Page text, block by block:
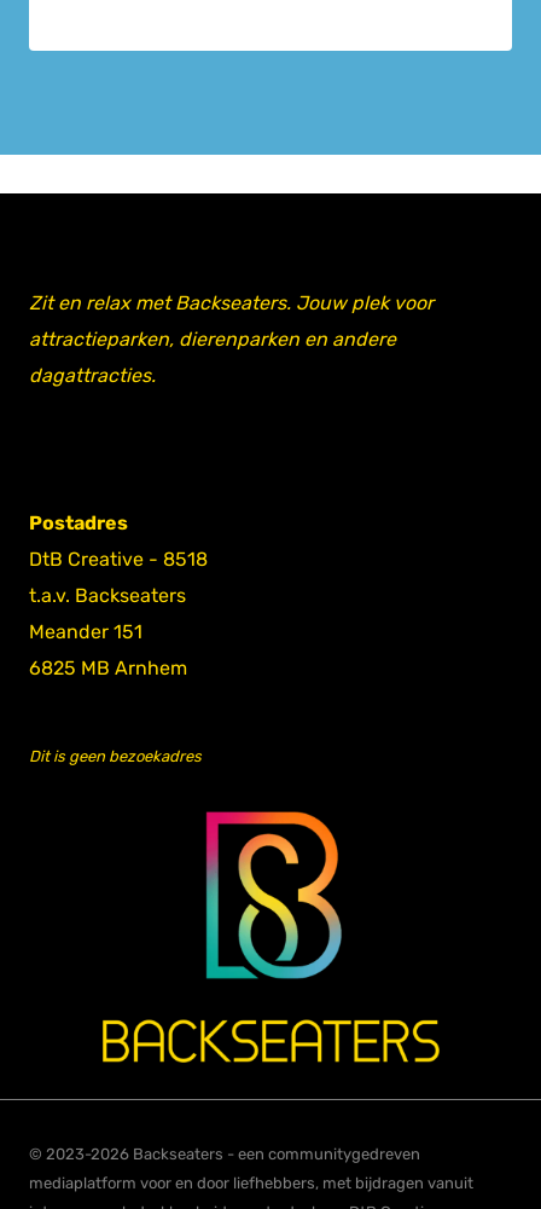
Zit en relax met Backseaters. Jouw plek voor
attractieparken, dierenparken en andere
dagattracties.
Postadres
DtB Creative - 8518
t.a.v. Backseaters
Meander 151
6825 MB Arnhem
Dit is geen bezoekadres
© 2023-2026 Backseaters - een communitygedreven
mediaplatform voor en door liefhebbers, met bijdragen vanuit